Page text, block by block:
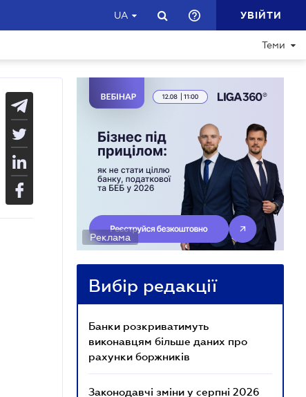
UA УВІЙТИ
Теми
Реклама
Вибір редакції
Банки розкриватимуть
виконавцям більше даних про
рахунки боржників
Законодавчі зміни у серпні 2026